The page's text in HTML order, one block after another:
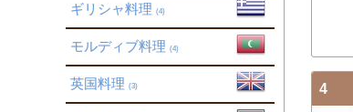
ギリシャ料理 (4)
モルディブ料理 (4)
英国料理 (3) 4